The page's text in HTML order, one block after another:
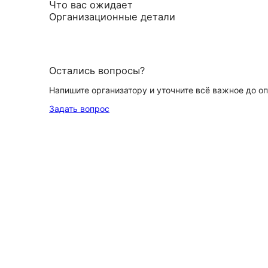
Что вас ожидает
Организационные детали
Остались вопросы?
Напишите организатору и уточните всё важное до
Задать вопрос